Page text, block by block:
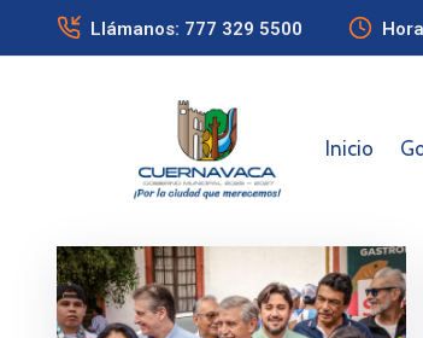
Llámanos: 777 329 5500
Inicio